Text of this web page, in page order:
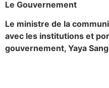
Le Gouvernement
Le ministre de la
avec les institutions et
gouvernement, Yaya